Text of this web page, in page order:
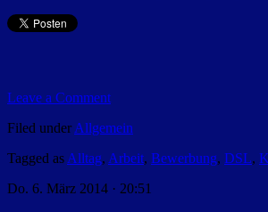
Leave a Comment
Filed under Allgemein
Tagged as Alltag, Arbeit, Bewerbung, DSL,
Do. 6. März 2014 · 20:51